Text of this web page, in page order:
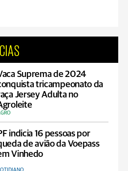
Suprema de 2024
tricampeonato da
Jersey Adulta no
indicia 16 pessoas por
de avião da Voepass
Vinhedo